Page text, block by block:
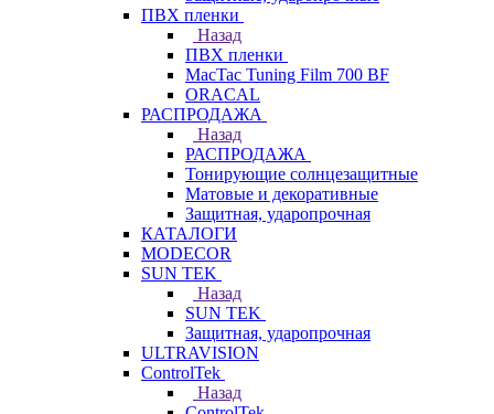
ПВХ пленки
Назад
ПВХ пленки
MacTac Tuning Film 700 BF
ORACAL
РАСПРОДАЖА
Назад
РАСПРОДАЖА
Тонирующие солнцезащитные
Матовые и декоративные
Защитная, ударопрочная
КАТАЛОГИ
MODECOR
SUN TEK
Назад
SUN TEK
Защитная, ударопрочная
ULTRAVISION
ControlTek
Назад